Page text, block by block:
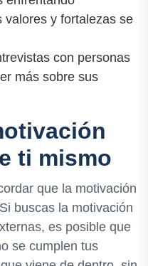
valores y fortalezas se
con personas
más sobre sus
ti mismo
que la motivación
buscas la motivación
es posible que
se cumplen tus